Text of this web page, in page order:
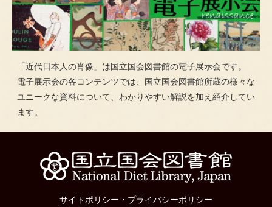
「近代日本人の肖像」は国立国会図書館の電子展示会です。
電子展示会の各コンテンツでは、国立国会図書館所蔵の様々な
ユニークな資料について、わかりやすい解説を加え紹介してい
ます。
サイトポリシー ・ プライバシーポリシー